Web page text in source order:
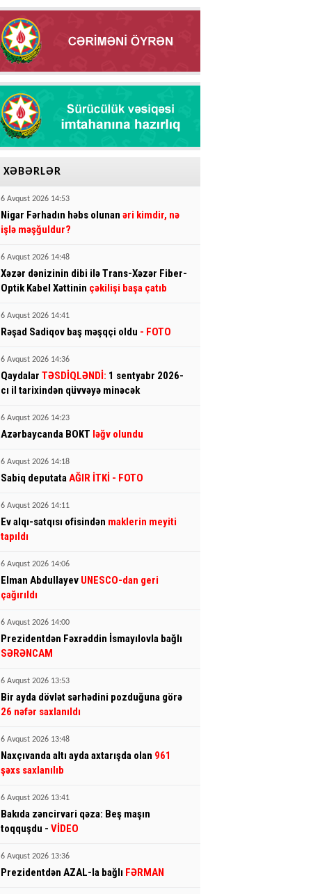
XƏBƏRLƏR
6 Avqust 2026 14:53
Nigar Fərhadın həbs olunan əri kimdir, nə
işlə məşğuldur?
6 Avqust 2026 14:48
Xəzər dənizinin dibi ilə Trans-Xəzər Fiber-
Optik Kabel Xəttinin çəkilişi başa çatıb
6 Avqust 2026 14:41
Rəşad Sadiqov baş məşqçi oldu - FOTO
6 Avqust 2026 14:36
Qaydalar TƏSDİQLƏNDİ: 1 sentyabr 2026-
cı il tarixindən qüvvəyə minəcək
6 Avqust 2026 14:23
Azərbaycanda BOKT ləğv olundu
6 Avqust 2026 14:18
Sabiq deputataAĞIR İTKİ - FOTO
6 Avqust 2026 14:11
Ev alqı-satqısı ofisindən maklerin meyiti
tapıldı
6 Avqust 2026 14:06
Elman Abdullayev UNESCO-dan geri
çağırıldı
6 Avqust 2026 14:00
Prezidentdən Fəxrəddin İsmayılovla bağlı
SƏRƏNCAM
6 Avqust 2026 13:53
Bir ayda dövlət sərhədini pozduğuna görə
26 nəfər saxlanıldı
6 Avqust 2026 13:48
Naxçıvanda altı ayda axtarışda olan 961
şəxs saxlanılıb
6 Avqust 2026 13:41
Bakıda zəncirvari qəza: Beş maşın
toqquşdu - VİDEO
6 Avqust 2026 13:36
Prezidentdən AZAL-la bağlı FƏRMAN